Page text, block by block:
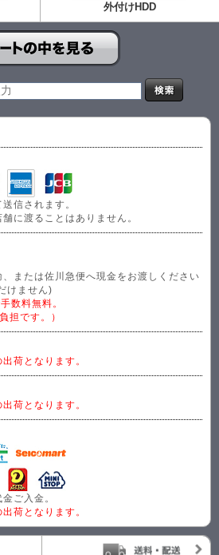
外付けHDD
信されます。
に渡ることはありません。
または佐川急便へ現金をお渡しください
けません)
数料無料。
担です。）
荷となります。
荷となります。
ご入金。
荷となります。